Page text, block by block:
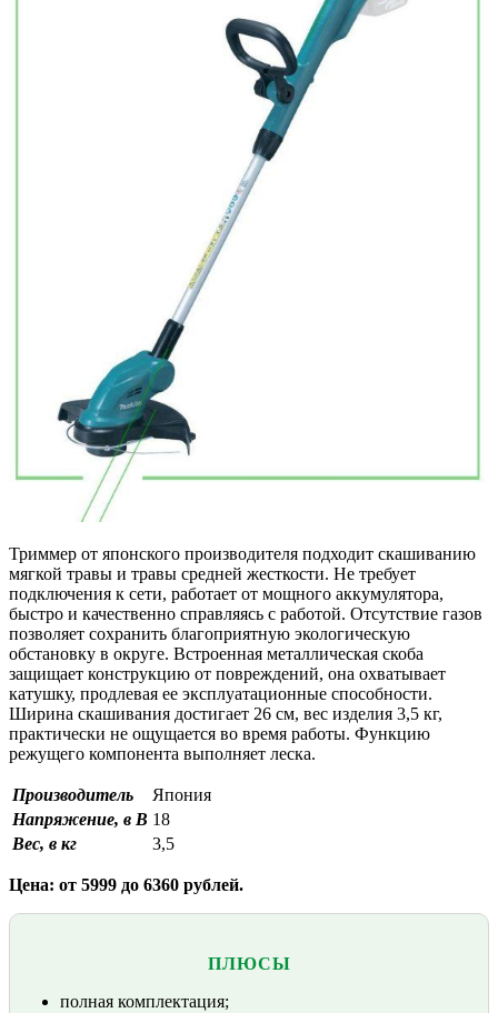
Триммер от японского производителя подходит скашиванию
мягкой травы и травы средней жесткости. Не требует
подключения к сети, работает от мощного аккумулятора,
быстро и качественно справляясь с работой. Отсутствие газов
позволяет сохранить благоприятную экологическую
обстановку в округе. Встроенная металлическая скоба
защищает конструкцию от повреждений, она охватывает
катушку, продлевая ее эксплуатационные способности.
Ширина скашивания достигает 26 см, вес изделия 3,5 кг,
практически не ощущается во время работы. Функцию
режущего компонента выполняет леска.
Производитель
Япония
Напряжение, в В 18
Вес, в кг
3,5
Цена: от 5999 до 6360 рублей.
ПЛЮСЫ
полная комплектация;